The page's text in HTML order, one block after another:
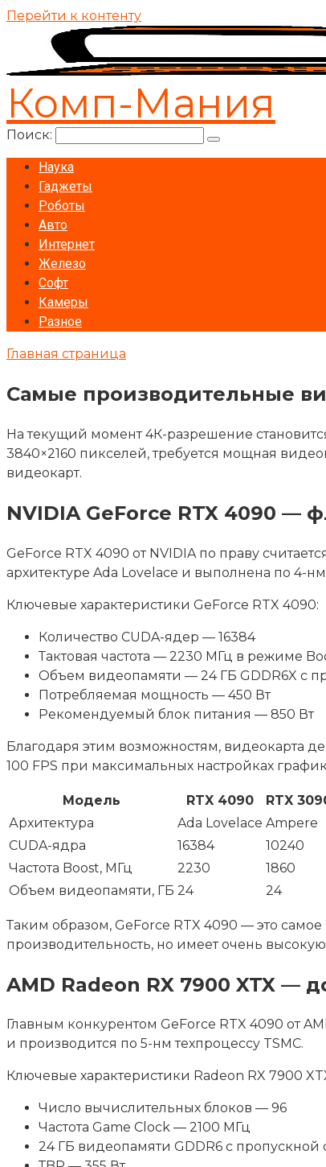
Перейти к контенту
Комп-Мания
Поиск:
Наука
Гаджеты
Роботы
Авто
Интернет
Железо
Софт
Камеры
Разное
Главная страница
Самые производительные
На текущий момент 4К-разрешение
3840×2160 пикселей, требуется мощная
видеокарт.
NVIDIA GeForce RTX 4090 —
GeForce RTX 4090 от NVIDIA по праву
архитектуре Ada Lovelace и выполнена по 4-нм
Ключевые характеристики GeForce RTX 4090:
Количество CUDA-ядер — 16384
Тактовая частота — 2230 МГц в режиме
Объем видеопамяти — 24 ГБ GDDR6X с
Потребляемая мощность — 450 Вт
Рекомендуемый блок питания — 850 Вт
Благодаря этим возможностям, видеокарта
100 FPS при максимальных настройках
Модель RTX 4090
RTX
Архитектура
Ada Lovelace Ampere
CUDA-ядра
16384
10240
Частота Boost, МГц
2230
1860
Объем видеопамяти, ГБ 24 24
Таким образом, GeForce RTX 4090 — это
производительность, но имеет очень
AMD Radeon RX 7900 XTX —
Главным конкурентом GeForce RTX 4090 от
и производится по 5-нм техпроцессу TSMC.
Ключевые характеристики Radeon RX 7900
Число вычислительных блоков — 96
Частота Game Clock — 2100 МГц
24 ГБ видеопамяти GDDR6 с пропускной